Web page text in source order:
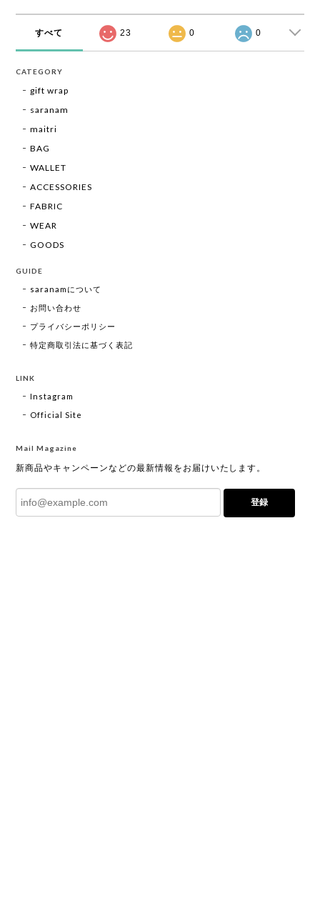
すべて 23 0 0
CATEGORY
gift wrap
saranam
maitri
BAG
WALLET
ACCESSORIES
FABRIC
WEAR
GOODS
GUIDE
saranamについて
お問い合わせ
プライバシーポリシー
特定商取引法に基づく表記
LINK
Instagram
Official Site
Mail Magazine
新商品やキャンペーンなどの最新情報をお届けいたします。
登録